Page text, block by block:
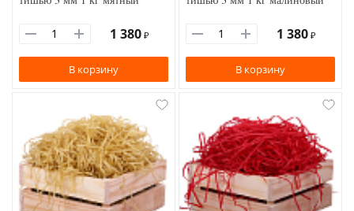
1 380 ₽
В корзину
1 380 ₽
В корзину